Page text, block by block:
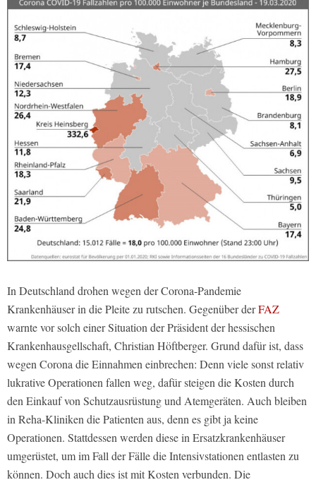
In Deutschland drohen wegen der Corona-Pandemie
Krankenhäuser in die Pleite zu rutschen. Gegenüber derFAZ
warnte vor solch einer Situation der Präsident der hessischen
Krankenhausgellschaft, Christian Höftberger. Grund dafür ist, dass
wegen Corona die Einnahmen einbrechen: Denn viele sonst relativ
lukrative Operationen fallen weg, dafür steigen die Kosten durch
den Einkauf von Schutzausrüstung und Atemgeräten. Auch bleiben
in Reha-Kliniken die Patienten aus, denn es gibt ja keine
Operationen. Stattdessen werden diese in Ersatzkrankenhäuser
umgerüstet, um im Fall der Fälle die Intensivstationen entlasten zu
können. Doch auch dies ist mit Kosten verbunden. Die